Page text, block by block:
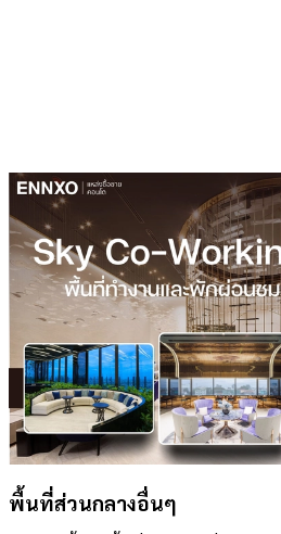
พื้นที่ส่วนกลางอื่นๆ